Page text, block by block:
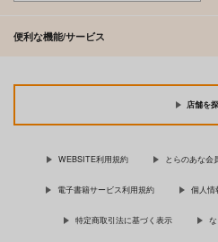
便利な機能/サービス
店舗を
WEBSITE利用規約 とらのあな会
電子書籍サービス利用規約 個人情
特定商取引法に基づく表示